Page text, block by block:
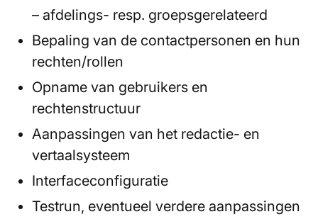
– afdelings- resp. groepsgerelateerd
Bepaling van de contactpersonen en hun
rechten/rollen
Opname van gebruikers en
rechtenstructuur
Aanpassingen van het redactie- en
vertaalsysteem
Interfaceconfiguratie
Testrun, eventueel verdere aanpassingen